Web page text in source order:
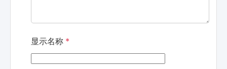
显示名称 *